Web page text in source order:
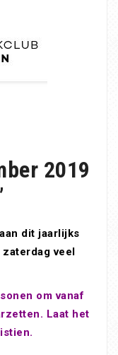
2019
dit jaarlijks
veel
om vanaf
Laat het